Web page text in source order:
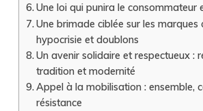
Une loi qui punira le consommateur
Une brimade ciblée sur les marques
hypocrisie et doublons
Un avenir solidaire et respectueux :
tradition et modernité
Appel à la mobilisation : ensemble,
résistance